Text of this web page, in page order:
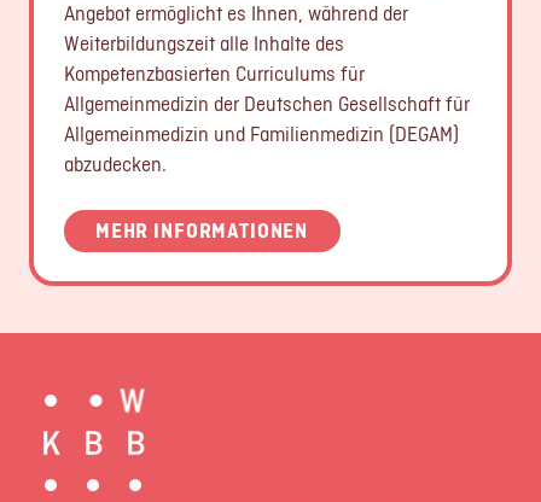
Angebot ermöglicht es Ihnen, während der
Weiterbildungszeit alle Inhalte des
Kompetenzbasierten Curriculums für
Allgemeinmedizin der Deutschen Gesellschaft für
Allgemeinmedizin und Familienmedizin (DEGAM)
abzudecken.
MEHR INFORMATIONEN